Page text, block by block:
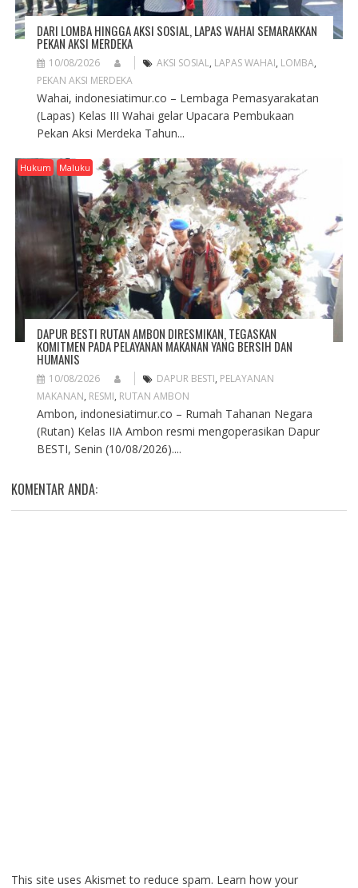
DARI LOMBA HINGGA AKSI SOSIAL, LAPAS WAHAI SEMARAKKAN
PEKAN AKSI MERDEKA
10/08/2026 AKSI SOSIAL, LAPAS WAHAI, LOMBA,
PEKAN AKSI MERDEKA
Wahai, indonesiatimur.co – Lembaga Pemasyarakatan
(Lapas) Kelas III Wahai gelar Upacara Pembukaan
Pekan Aksi Merdeka Tahun...
Hukum Maluku
DAPUR BESTI RUTAN AMBON DIRESMIKAN, TEGASKAN
KOMITMEN PADA PELAYANAN MAKANAN YANG BERSIH DAN
HUMANIS
10/08/2026 DAPUR BESTI, PELAYANAN
MAKANAN, RESMI, RUTAN AMBON
Ambon, indonesiatimur.co – Rumah Tahanan Negara
(Rutan) Kelas IIA Ambon resmi mengoperasikan Dapur
BESTI, Senin (10/08/2026)....
KOMENTAR ANDA:
This site uses Akismet to reduce spam. Learn how your